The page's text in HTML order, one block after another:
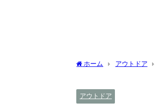
ホーム アウトドア
アウトドア